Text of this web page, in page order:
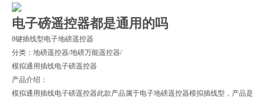
电子磅遥控器都是通用的吗
8键插线型电子地磅遥控器
分类：地磅遥控器/地磅万能遥控器/
模拟通用插线电子磅遥控器
产品介绍：
模拟通用插线电子磅遥控器此款产品属于电子地磅遥控器模拟插线型，产品是